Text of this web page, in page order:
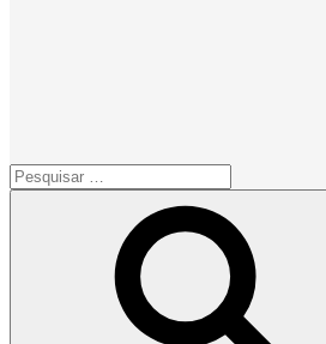
Pesquisar
por: